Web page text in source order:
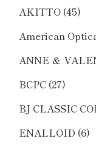
AKITTO (45)
American
ANNE ＆
BCPC (27)
BJ CLASSIC
ENALLOID (6)